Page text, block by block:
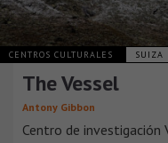
CENTROS CULTURALES SUIZA
The Vessel
Antony Gibbon
Centro de investigación